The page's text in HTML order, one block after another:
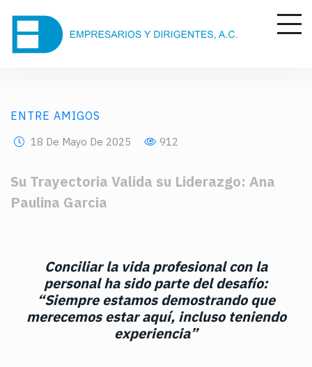
ENTRE AMIGOS
18 De Mayo De 2025 912
Su Trayectoria Valida su Liderazgo: Ana
Paulina Garcia
Conciliar la vida profesional con la
personal ha sido parte del desafío:
“Siempre estamos demostrando que
merecemos estar aquí, incluso teniendo
experiencia”